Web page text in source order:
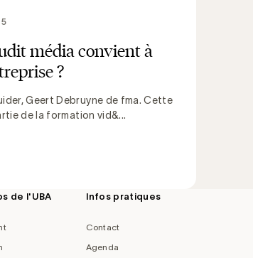
média convient à
?
Geert Debruyne de fma. Cette
de la formation vid&...
de l'UBA Infos pratiques
Contact
Agenda